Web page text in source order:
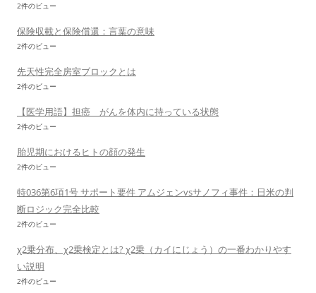
2件のビュー
保険収載と保険償還：言葉の意味
2件のビュー
先天性完全房室ブロックとは
2件のビュー
【医学用語】担癌 がんを体内に持っている状態
2件のビュー
胎児期におけるヒトの顔の発生
2件のビュー
特036第6項1号 サポート要件 アムジェンvsサノフィ事件：日米の判
断ロジック完全比較
2件のビュー
χ2乗分布、χ2乗検定とは? χ2乗（カイにじょう）の一番わかりやす
い説明
2件のビュー